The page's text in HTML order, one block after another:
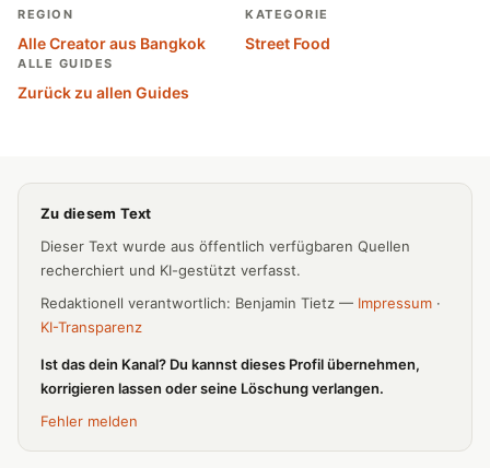
REGION
Alle Creator aus Bangkok
KATEGORIE
Street Food
ALLE GUIDES
Zurück zu allen Guides
Zu diesem Text
Dieser Text wurde aus öffentlich verfügbaren Quellen
recherchiert und KI-gestützt verfasst.
Redaktionell verantwortlich: Benjamin Tietz — Impressum ·
KI-Transparenz
Ist das dein Kanal? Du kannst dieses Profil übernehmen,
korrigieren lassen oder seine Löschung verlangen.
Fehler melden